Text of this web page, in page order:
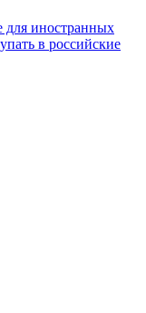
для иностранных
в российские